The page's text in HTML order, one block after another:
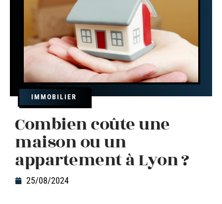
IMMOBILIER
Combien coûte une
maison ou un
appartement à Lyon ?
25/08/2024